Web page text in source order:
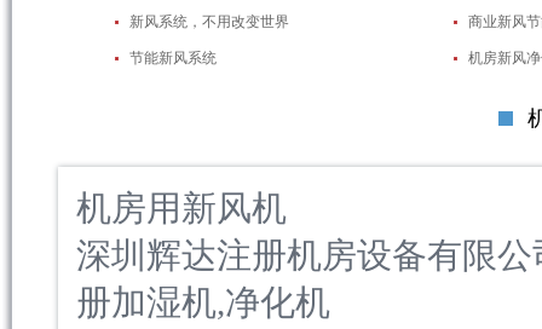
新风系统，不用改变世界 商业新风
节能新风系统 机房新风
机房用新风机
深圳辉达注册机房设备有限
册加湿机,净化机